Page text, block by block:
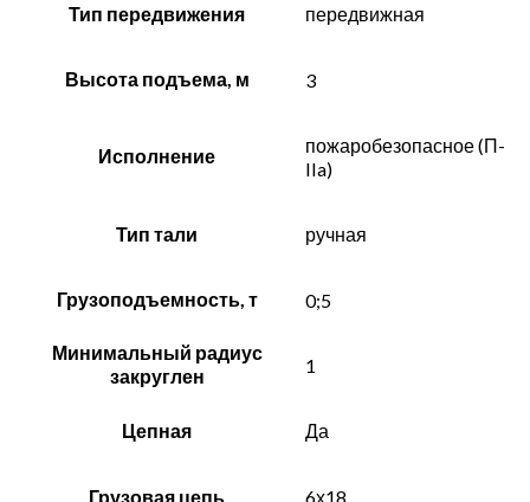
Тип передвижения передвижная
Высота подъема, м 3
Исполнение
пожаробезопасное (П-
IIa)
Тип тали ручная
Грузоподъемность, т 0;5
Минимальный радиус
закруглен
1
Цепная Да
Грузовая цепь 6х18